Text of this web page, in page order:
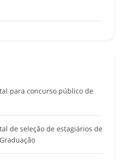
para concurso público de
de seleção de estagiários de